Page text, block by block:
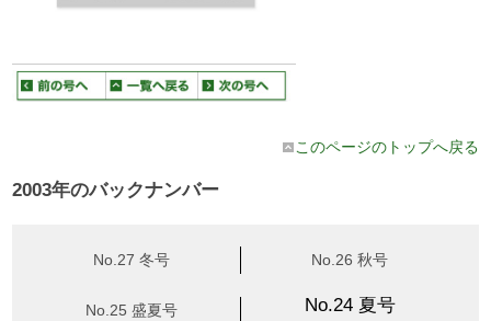
このページのトップへ戻る
2003年のバックナンバー
No.27 冬号 No.26 秋号
No.25 盛夏号 No.24 夏号